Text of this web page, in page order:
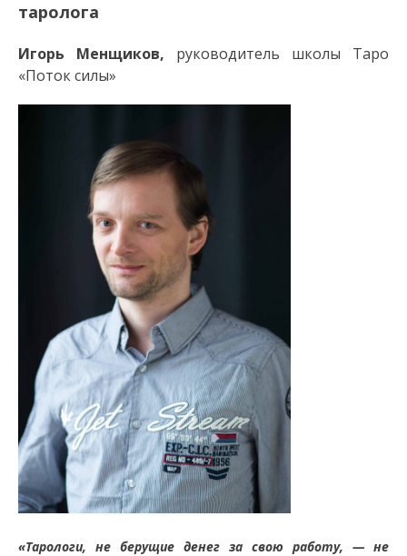
таролога
Игорь Менщиков, руководитель школы Таро
«Поток силы»
«Тарологи, не берущие денег за свою работу, — не